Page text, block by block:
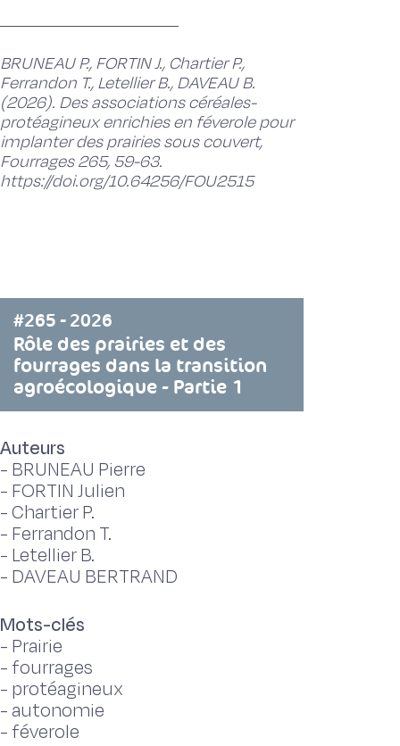
BRUNEAU P., FORTIN J., Chartier P.,
Ferrandon T., Letellier B., DAVEAU B.
(2026). Des associations céréales-
protéagineux enrichies en féverole pour
implanter des prairies sous couvert,
Fourrages 265, 59-63.
https://doi.org/10.64256/FOU2515
#265 - 2026
Rôle des prairies et des
fourrages dans la transition
agroécologique - Partie 1
Auteurs
- BRUNEAU Pierre
- FORTIN Julien
-Chartier P.
- Ferrandon T.
- Letellier B.
- DAVEAU BERTRAND
Mots-clés
- Prairie
- fourrages
- protéagineux
- autonomie
- féverole